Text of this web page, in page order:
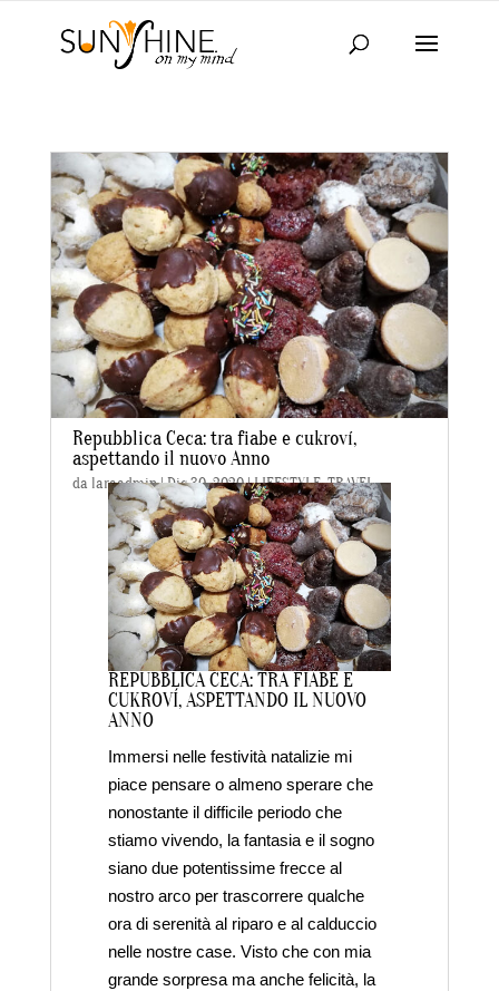
Repubblica Ceca: tra fiabe e cukroví,
aspettando il nuovo Anno
da laraadmin|Dic 30, 2020|LIFESTYLE,TRAVEL
REPUBBLICA CECA: TRA FIABE E
CUKROVÍ, ASPETTANDO IL NUOVO
ANNO
Immersi nelle festività natalizie mi
piace pensare o almeno sperare che
nonostante il difficile periodo che
stiamo vivendo, la fantasia e il sogno
siano due potentissime frecce al
nostro arco per trascorrere qualche
ora di serenità al riparo e al calduccio
nelle nostre case. Visto che con mia
grande sorpresa ma anche felicità, la